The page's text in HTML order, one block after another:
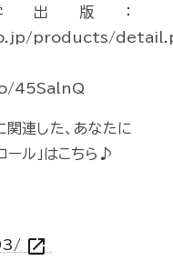
出版：
products/
45SalnQ
関連した、あなたに
ール」はこちら♪
open_in_new